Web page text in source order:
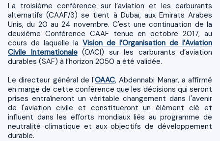
La troisième conférence sur l’aviation et les carburants
alternatifs (CAAF/3) se tient à Dubaï, aux Emirats Arabes
Unis, du 20 au 24 novembre. C'est une continuation de la
deuxième Conférence CAAF tenue en octobre 2017, au
cours de laquelle la Vision de l’Organisation de l’Aviation
Civile Internationale(OACI) sur les carburants d’aviation
durables (SAF) à l’horizon 2050 a été validée.
Le directeur général de l'OAAC, Abdennabi Manar, a affirmé
en marge de cette conférence que les décisions qui seront
prises entraîneront un véritable changement dans l'avenir
de l'aviation civile et constitueront un élément clé et
influent dans les efforts mondiaux liés au programme de
neutralité climatique et aux objectifs de développement
durable.